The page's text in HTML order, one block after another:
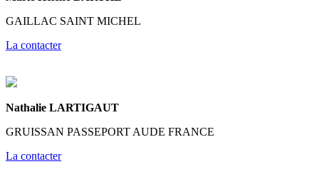
GAILLAC SAINT MICHEL
La contacter
Nathalie LARTIGAUT
GRUISSAN PASSEPORT AUDE FRANCE
La contacter